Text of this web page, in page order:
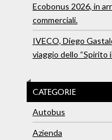
Ecobonus 2026, in
commerciali.
IVECO, Diego
viaggio dello “Spirito
CATEGORIE
Autobus
Azienda